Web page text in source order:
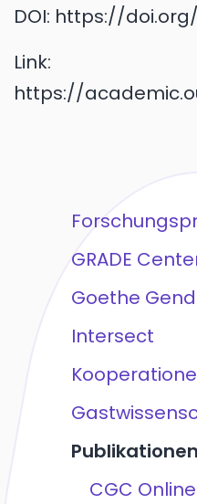
DOI: https://doi.org/
Link:
https://
GRADE
Goethe
Intersect
Publikationen
CGC